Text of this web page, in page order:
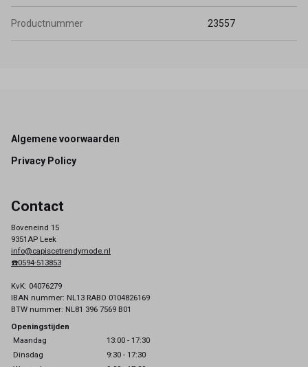
Productnummer 23557
Footer
Algemene voorwaarden
Privacy Policy
Contact
Boveneind 15
9351AP Leek
info@capiscetrendymode.nl
☎️0594-513853
KvK: 04076279
IBAN nummer: NL13 RABO 0104826169
BTW nummer: NL81 396 7569 B01
Openingstijden
Maandag
13:00 - 17:30
Dinsdag
9:30 - 17:30